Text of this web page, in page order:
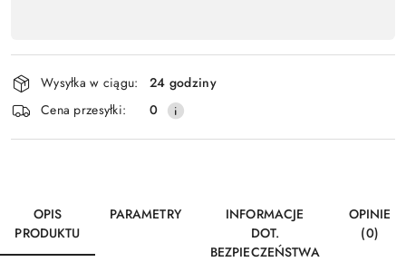
płatność
i
dostawa
Wysyłka w ciągu:
24 godziny
Cena przesyłki:
0
OPIS
PRODUKTU
PARAMETRY
INFORMACJE
DOT.
BEZPIECZEŃSTWA
OPINIE
(0)